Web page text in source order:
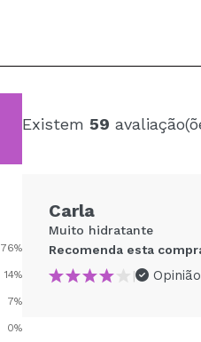
76%
14%
7%
0%
Existem 59
Carla
Muito hidratante
Recomenda esta
|